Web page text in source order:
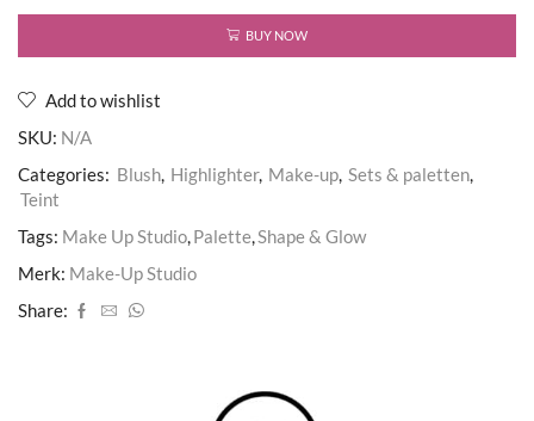
Cheek
aantal
BUY NOW
Add to wishlist
SKU: N/A
Categories: Blush, Highlighter, Make-up, Sets & paletten,
Teint
Tags: Make Up Studio,Palette,Shape & Glow
Merk: Make-Up Studio
Share: